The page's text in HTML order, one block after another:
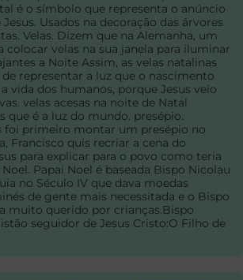
é o símbolo que representa o anúncio
Usados na decoração das árvores
Velas. Dizem que na Alemanha, um
colocar velas na sua janela para iluminar
a Noite Assim, as velas natalinas
representar a luz que o nascimento
vida dos humanos, porque Jesus veio
velas acesas na noite de Natal
que é a luz do mundo. presépio.
foi primeiro montar um presépio no
Francisco quis recriar a cena do
para explicar para o povo como teria
Papai Noel é baseada Bispo Nicolau
no Século IV que dava moedas
de gente mais necessitada e o Bispo
muito querido por crianças.Bispo
seguidor de Jesus Cristo:O Filho de